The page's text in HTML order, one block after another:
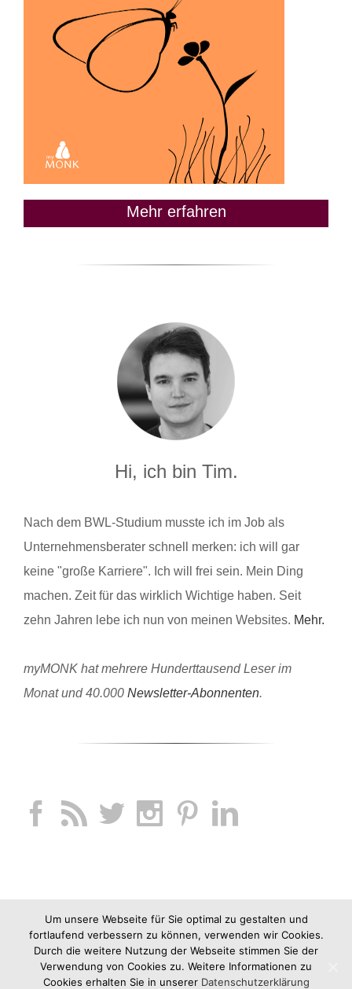
Mehr erfahren
Hi, ich bin Tim.
Nach dem BWL-Studium musste ich im Job als
Unternehmensberater schnell merken: ich will gar
keine "große Karriere". Ich will frei sein. Mein Ding
machen. Zeit für das wirklich Wichtige haben. Seit
zehn Jahren lebe ich nun von meinen Websites. Mehr.
myMONK hat mehrere Hunderttausend Leser im
Monat und 40.000 Newsletter-Abonnenten.
Um unsere Webseite für Sie optimal zu gestalten und
fortlaufend verbessern zu können, verwenden wir Cookies.
Durch die weitere Nutzung der Webseite stimmen Sie der
Verwendung von Cookies zu. Weitere Informationen zu
Cookies erhalten Sie in unserer Datenschutzerklärung